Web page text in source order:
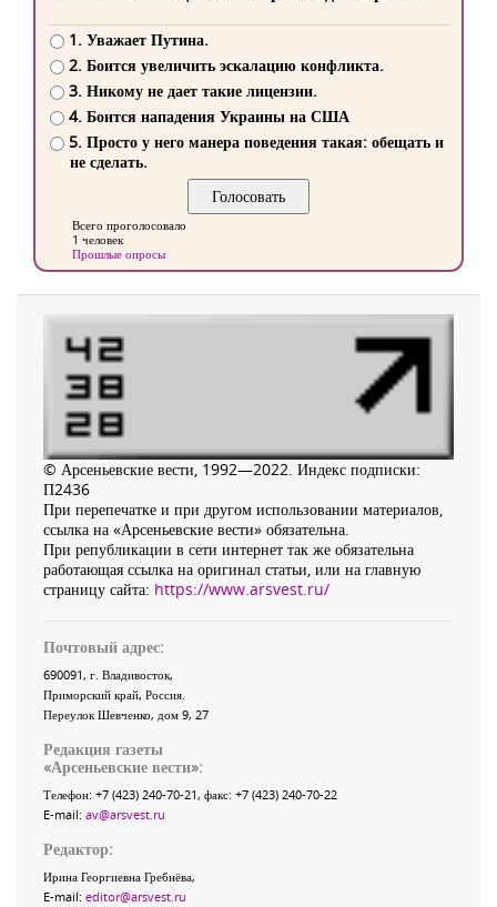
1. Уважает Путина.
2. Боится увеличить эскалацию конфликта.
3. Никому не дает такие лицензии.
4. Боится нападения Украины на США
5. Просто у него манера поведения такая: обещать и
не сделать.
Всего проголосовало
1 человек
Прошлые опросы
© Арсеньевские вести, 1992—2022. Индекс подписки:
П2436
При перепечатке и при другом использовании материалов,
ссылка на «Арсеньевские вести» обязательна.
При републикации в сети интернет так же обязательна
работающая ссылка на оригинал статьи, или на главную
страницу сайта: https://www.arsvest.ru/
Почтовый адрес:
690091, г. Владивосток,
Приморский край, Россия
Переулок Шевченко, дом 9, 27
Редакция газеты
«Арсеньевские вести»:
Телефон: +7 (423) 240-70-21, факс: +7 (423) 240-70-22
E-mail: av@arsvest.ru
Редактор:
Ирина Георгиевна Гребнёва,
E-mail: editor@arsvest.ru